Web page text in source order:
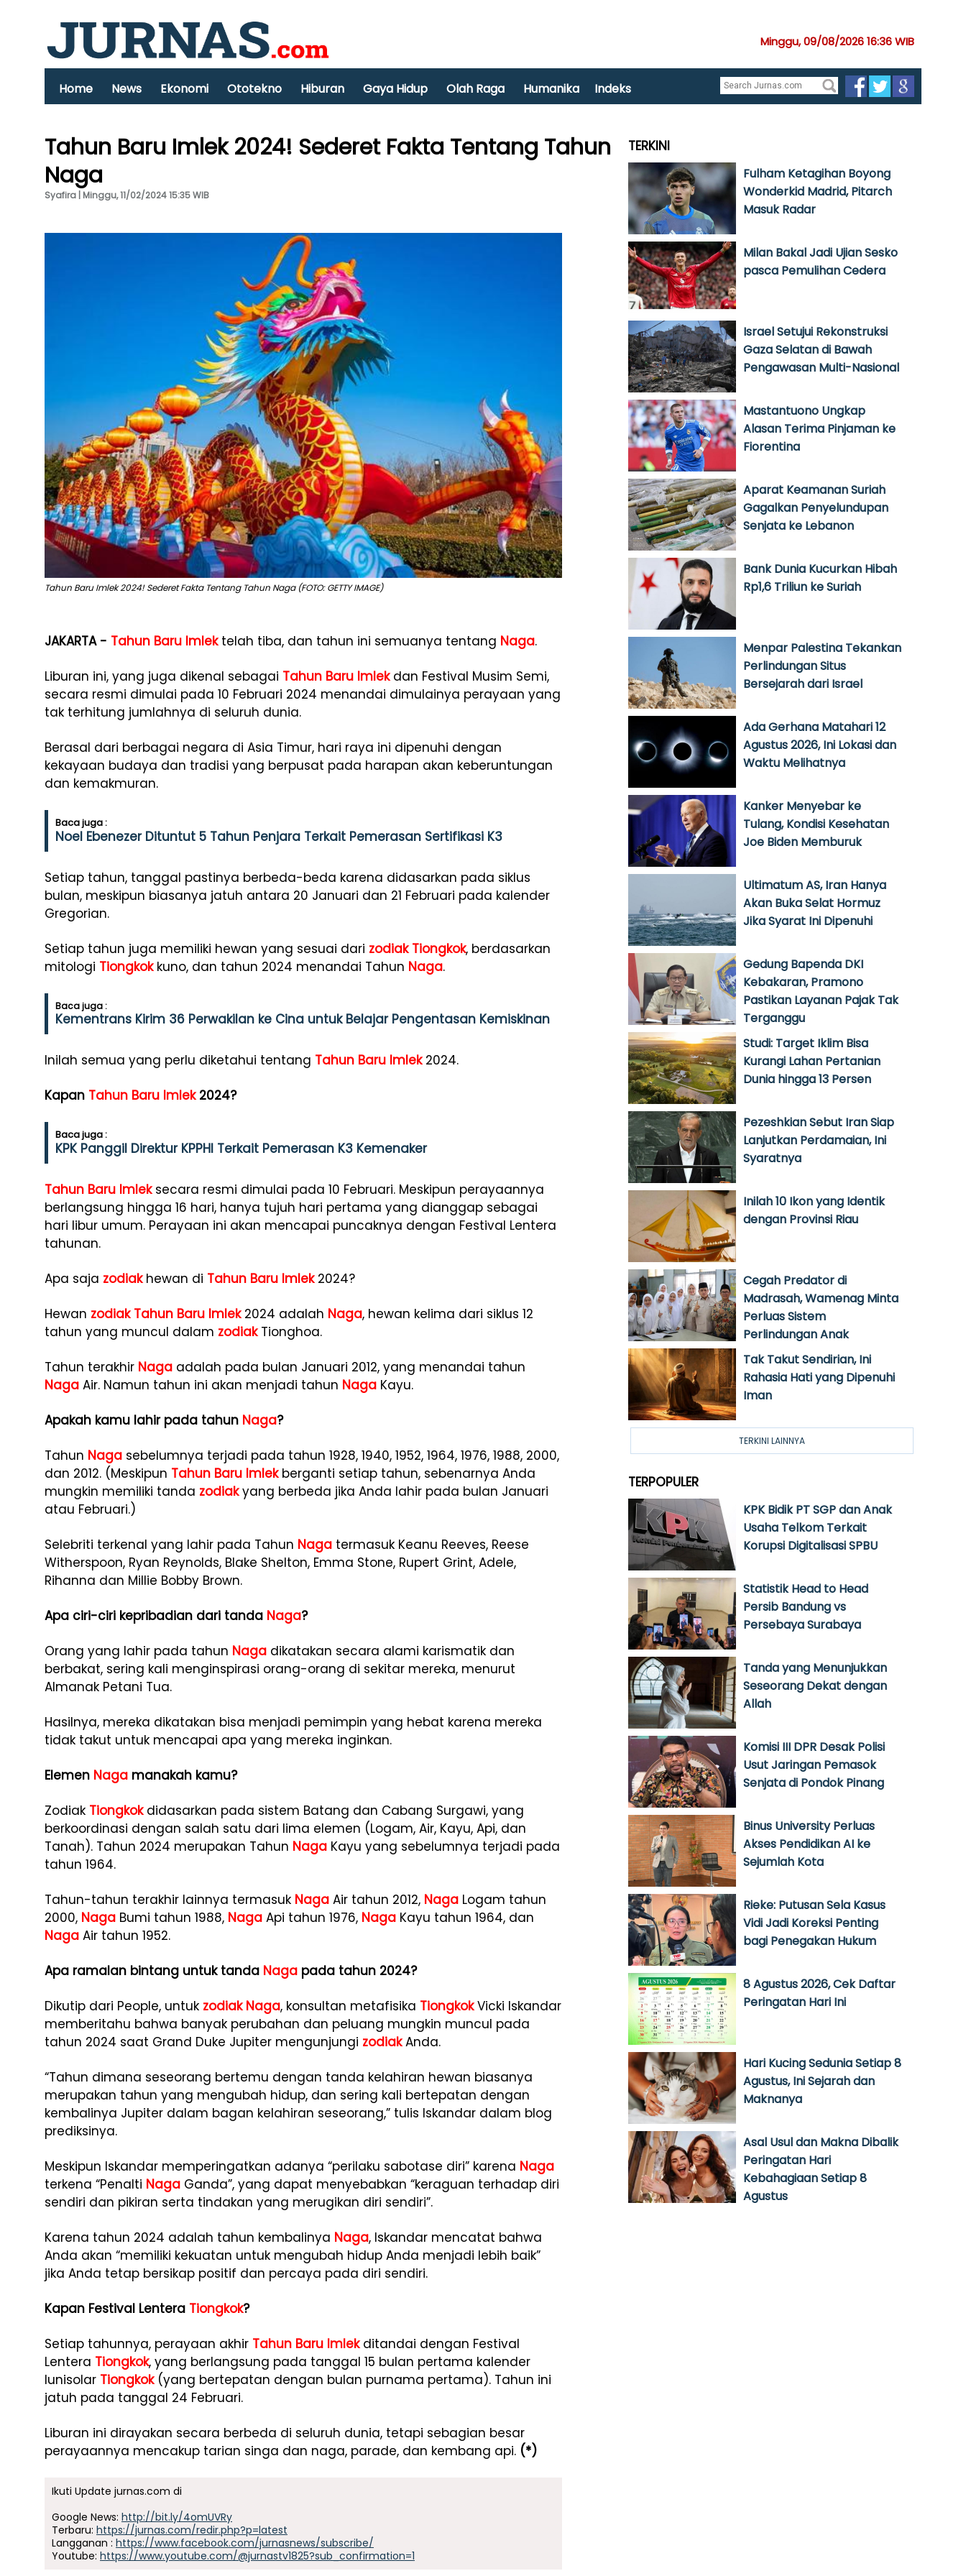
Minggu, 09/08/2026 16:36 WIB
Home News Ekonomi Ototekno Hiburan Gaya Hidup Olah Raga Humanika Indeks
Tahun Baru Imlek 2024! Sederet Fakta Tentang Tahun
Naga
Syafira | Minggu, 11/02/2024 15:35 WIB
Tahun Baru Imlek 2024! Sederet Fakta Tentang Tahun Naga (FOTO: GETTY IMAGE)
JAKARTA - Tahun Baru Imlektelah tiba, dan tahun ini semuanya tentang Naga.
Liburan ini, yang juga dikenal sebagai Tahun Baru Imlekdan Festival Musim Semi,
secara resmi dimulai pada 10 Februari 2024 menandai dimulainya perayaan yang
tak terhitung jumlahnya di seluruh dunia.
Berasal dari berbagai negara di Asia Timur, hari raya ini dipenuhi dengan
kekayaan budaya dan tradisi yang berpusat pada harapan akan keberuntungan
dan kemakmuran.
Baca juga :
Noel Ebenezer Dituntut 5 Tahun Penjara Terkait Pemerasan Sertifikasi K3
Setiap tahun, tanggal pastinya berbeda-beda karena didasarkan pada siklus
bulan, meskipun biasanya jatuh antara 20 Januari dan 21 Februari pada kalender
Gregorian.
Setiap tahun juga memiliki hewan yang sesuai dari zodiak Tiongkok, berdasarkan
mitologi Tiongkokkuno, dan tahun 2024 menandai Tahun Naga.
Baca juga :
Kementrans Kirim 36 Perwakilan ke Cina untuk Belajar Pengentasan Kemiskinan
Inilah semua yang perlu diketahui tentang Tahun Baru Imlek2024.
Kapan Tahun Baru Imlek2024?
Baca juga :
KPK Panggil Direktur KPPHI Terkait Pemerasan K3 Kemenaker
Tahun Baru Imleksecara resmi dimulai pada 10 Februari. Meskipun perayaannya
berlangsung hingga 16 hari, hanya tujuh hari pertama yang dianggap sebagai
hari libur umum. Perayaan ini akan mencapai puncaknya dengan Festival Lentera
tahunan.
Apa saja zodiakhewan di Tahun Baru Imlek2024?
Hewan zodiak Tahun Baru Imlek2024 adalah Naga, hewan kelima dari siklus 12
tahun yang muncul dalam zodiakTionghoa.
Tahun terakhir Naga adalah pada bulan Januari 2012, yang menandai tahun
Naga Air. Namun tahun ini akan menjadi tahun Naga Kayu.
Apakah kamu lahir pada tahun Naga?
Tahun Naga sebelumnya terjadi pada tahun 1928, 1940, 1952, 1964, 1976, 1988, 2000,
dan 2012. (Meskipun Tahun Baru Imlekberganti setiap tahun, sebenarnya Anda
mungkin memiliki tanda zodiakyang berbeda jika Anda lahir pada bulan Januari
atau Februari.)
Selebriti terkenal yang lahir pada Tahun Naga termasuk Keanu Reeves, Reese
Witherspoon, Ryan Reynolds, Blake Shelton, Emma Stone, Rupert Grint, Adele,
Rihanna dan Millie Bobby Brown.
Apa ciri-ciri kepribadian dari tanda Naga?
Orang yang lahir pada tahun Naga dikatakan secara alami karismatik dan
berbakat, sering kali menginspirasi orang-orang di sekitar mereka, menurut
Almanak Petani Tua.
Hasilnya, mereka dikatakan bisa menjadi pemimpin yang hebat karena mereka
tidak takut untuk mencapai apa yang mereka inginkan.
Elemen Naga manakah kamu?
Zodiak Tiongkokdidasarkan pada sistem Batang dan Cabang Surgawi, yang
berkoordinasi dengan salah satu dari lima elemen (Logam, Air, Kayu, Api, dan
Tanah). Tahun 2024 merupakan Tahun Naga Kayu yang sebelumnya terjadi pada
tahun 1964.
Tahun-tahun terakhir lainnya termasuk Naga Air tahun 2012, Naga Logam tahun
2000, Naga Bumi tahun 1988, Naga Api tahun 1976, Naga Kayu tahun 1964, dan
Naga Air tahun 1952.
Apa ramalan bintang untuk tanda Naga pada tahun 2024?
Dikutip dari People, untuk zodiak Naga, konsultan metafisika TiongkokVicki Iskandar
memberitahu bahwa banyak perubahan dan peluang mungkin muncul pada
tahun 2024 saat Grand Duke Jupiter mengunjungi zodiakAnda.
“Tahun dimana seseorang bertemu dengan tanda kelahiran hewan biasanya
merupakan tahun yang mengubah hidup, dan sering kali bertepatan dengan
kembalinya Jupiter dalam bagan kelahiran seseorang,” tulis Iskandar dalam blog
prediksinya.
Meskipun Iskandar memperingatkan adanya “perilaku sabotase diri” karena Naga
terkena “Penalti Naga Ganda”, yang dapat menyebabkan “keraguan terhadap diri
sendiri dan pikiran serta tindakan yang merugikan diri sendiri”.
Karena tahun 2024 adalah tahun kembalinya Naga, Iskandar mencatat bahwa
Anda akan “memiliki kekuatan untuk mengubah hidup Anda menjadi lebih baik”
jika Anda tetap bersikap positif dan percaya pada diri sendiri.
Kapan Festival Lentera Tiongkok?
Setiap tahunnya, perayaan akhir Tahun Baru Imlekditandai dengan Festival
Lentera Tiongkok, yang berlangsung pada tanggal 15 bulan pertama kalender
lunisolar Tiongkok(yang bertepatan dengan bulan purnama pertama). Tahun ini
jatuh pada tanggal 24 Februari.
Liburan ini dirayakan secara berbeda di seluruh dunia, tetapi sebagian besar
perayaannya mencakup tarian singa dan naga, parade, dan kembang api. (*)
Ikuti Update jurnas.com di
Google News: http://bit.ly/4omUVRy
Terbaru: https://jurnas.com/redir.php?p=latest
Langganan : https://www.facebook.com/jurnasnews/subscribe/
Youtube: https://www.youtube.com/@jurnastv1825?sub_confirmation=1
TERKINI
Fulham Ketagihan Boyong
Wonderkid Madrid, Pitarch
Masuk Radar
Milan Bakal Jadi Ujian Sesko
pasca Pemulihan Cedera
Israel Setujui Rekonstruksi
Gaza Selatan di Bawah
Pengawasan Multi-Nasional
Mastantuono Ungkap
Alasan Terima Pinjaman ke
Fiorentina
Aparat Keamanan Suriah
Gagalkan Penyelundupan
Senjata ke Lebanon
Bank Dunia Kucurkan Hibah
Rp1,6 Triliun ke Suriah
Menpar Palestina Tekankan
Perlindungan Situs
Bersejarah dari Israel
Ada Gerhana Matahari 12
Agustus 2026, Ini Lokasi dan
Waktu Melihatnya
Kanker Menyebar ke
Tulang, Kondisi Kesehatan
Joe Biden Memburuk
Ultimatum AS, Iran Hanya
Akan Buka Selat Hormuz
Jika Syarat Ini Dipenuhi
Gedung Bapenda DKI
Kebakaran, Pramono
Pastikan Layanan Pajak Tak
Terganggu
Studi: Target Iklim Bisa
Kurangi Lahan Pertanian
Dunia hingga 13 Persen
Pezeshkian Sebut Iran Siap
Lanjutkan Perdamaian, Ini
Syaratnya
Inilah 10 Ikon yang Identik
dengan Provinsi Riau
Cegah Predator di
Madrasah, Wamenag Minta
Perluas Sistem
Perlindungan Anak
Tak Takut Sendirian, Ini
Rahasia Hati yang Dipenuhi
Iman
TERKINI LAINNYA
TERPOPULER
KPK Bidik PT SGP dan Anak
Usaha Telkom Terkait
Korupsi Digitalisasi SPBU
Statistik Head to Head
Persib Bandung vs
Persebaya Surabaya
Tanda yang Menunjukkan
Seseorang Dekat dengan
Allah
Komisi III DPR Desak Polisi
Usut Jaringan Pemasok
Senjata di Pondok Pinang
Binus University Perluas
Akses Pendidikan AI ke
Sejumlah Kota
Rieke: Putusan Sela Kasus
Vidi Jadi Koreksi Penting
bagi Penegakan Hukum
8 Agustus 2026, Cek Daftar
Peringatan Hari Ini
Hari Kucing Sedunia Setiap 8
Agustus, Ini Sejarah dan
Maknanya
Asal Usul dan Makna Dibalik
Peringatan Hari
Kebahagiaan Setiap 8
Agustus